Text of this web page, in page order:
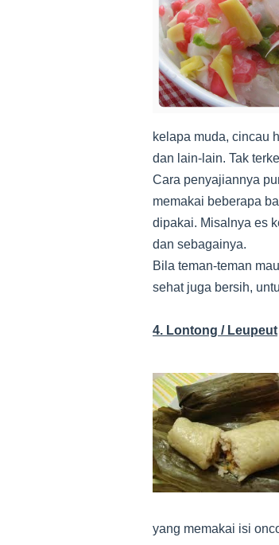
kelapa muda, cincau
dan lain-lain. Tak
Cara penyajiannya
memakai beberapa
dipakai. Misalnya es
dan sebagainya.
Bila teman-teman
sehat juga bersih,
4. Lontong / Leupeut
yang memakai isi